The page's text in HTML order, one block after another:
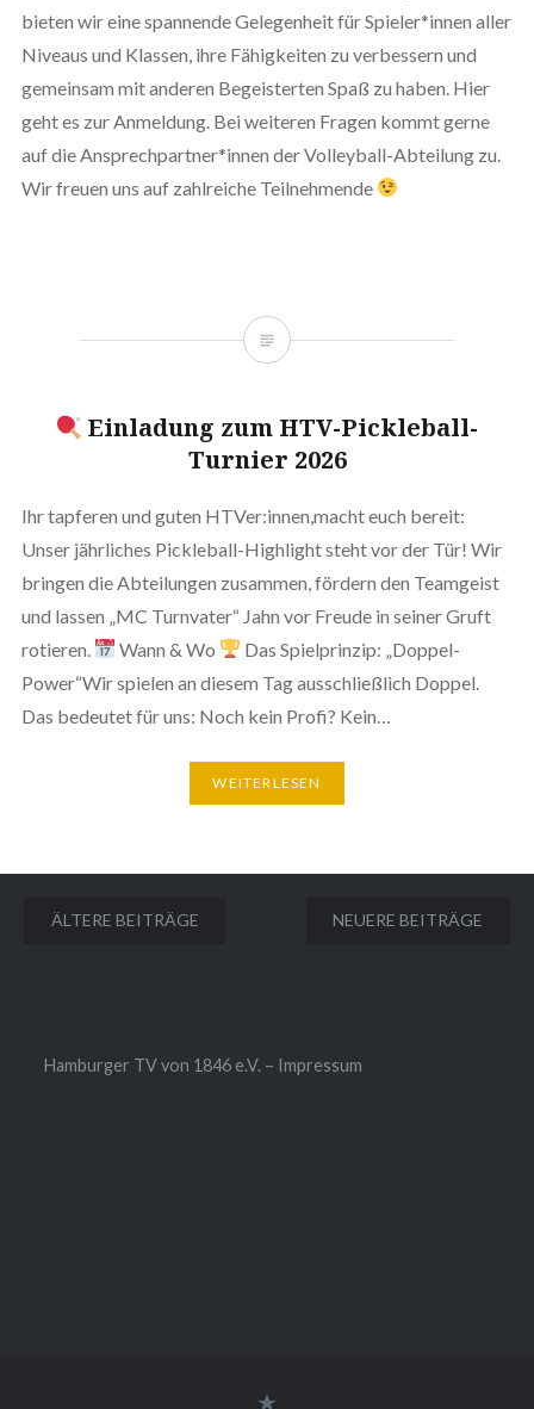
bieten wir eine spannende Gelegenheit für Spieler*innen aller
Niveaus und Klassen, ihre Fähigkeiten zu verbessern und
gemeinsam mit anderen Begeisterten Spaß zu haben. Hier
geht es zur Anmeldung. Bei weiteren Fragen kommt gerne
auf die Ansprechpartner*innen der Volleyball-Abteilung zu.
Wir freuen uns auf zahlreiche Teilnehmende
Einladung zum HTV-Pickleball-
Turnier 2026
Ihr tapferen und guten HTVer:innen,macht euch bereit:
Unser jährliches Pickleball-Highlight steht vor der Tür! Wir
bringen die Abteilungen zusammen, fördern den Teamgeist
und lassen „MC Turnvater“ Jahn vor Freude in seiner Gruft
rotieren.
Wann & Wo
Das Spielprinzip: „Doppel-
Power“Wir spielen an diesem Tag ausschließlich Doppel.
Das bedeutet für uns: Noch kein Profi? Kein…
WEITERLESEN
Beitragsnavigation
ÄLTERE BEITRÄGE NEUERE BEITRÄGE
Hamburger TV von 1846 e.V. – Impressum